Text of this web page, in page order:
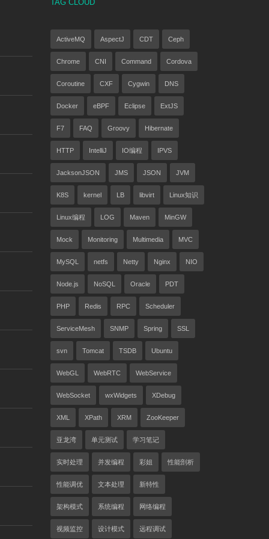
TAG CLOUD
ActiveMQ AspectJ CDT Ceph
Chrome CNI Command Cordova
Coroutine CXF Cygwin DNS
Docker eBPF Eclipse ExtJS
F7 FAQ Groovy Hibernate
HTTP IntelliJ IO编程 IPVS
JacksonJSON JMS JSON JVM
K8S kernel LB libvirt Linux知识
Linux编程 LOG Maven MinGW
Mock Monitoring Multimedia MVC
MySQL netfs Netty Nginx NIO
Node.js NoSQL Oracle PDT
PHP Redis RPC Scheduler
ServiceMesh SNMP Spring SSL
svn Tomcat TSDB Ubuntu
WebGL WebRTC WebService
WebSocket wxWidgets XDebug
XML XPath XRM ZooKeeper
亚龙湾 单元测试 学习笔记
实时处理 并发编程 彩姐 性能剖析
性能调优 文本处理 新特性
架构模式 系统编程 网络编程
视频监控 设计模式 远程调试